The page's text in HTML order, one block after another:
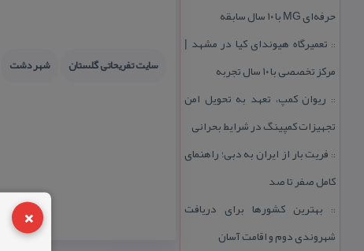
×
حرفه‌ای MG با ۱۰ سال سابقه
:: تعمیرگاه هیوندای كیا در مشهد |
مركز تخصصی با ۱۰ سال تجربه
:: ریوان كمپ، تعهد به تحویل امن
تجهیزات كمپینگ در شرایط بحرانی
:: فریت بار از ایران به دبی؛ راهنمای
كامل صفر تا صد
:: بهترین كشورها برای دریافت
شهروندی دوم و اقامت آسان
سایت تفریحاتی گلستان شهر دشت